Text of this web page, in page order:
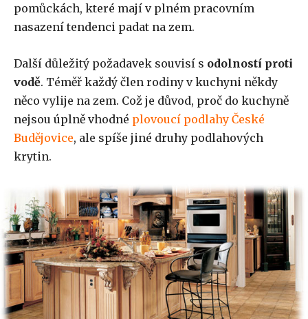
pomůckách, které mají v plném pracovním
nasazení tendenci padat na zem.
Další důležitý požadavek souvisí s odolností proti
vodě. Téměř každý člen rodiny v kuchyni někdy
něco vylije na zem. Což je důvod, proč do kuchyně
nejsou úplně vhodné plovoucí podlahy České
Budějovice, ale spíše jiné druhy podlahových
krytin.